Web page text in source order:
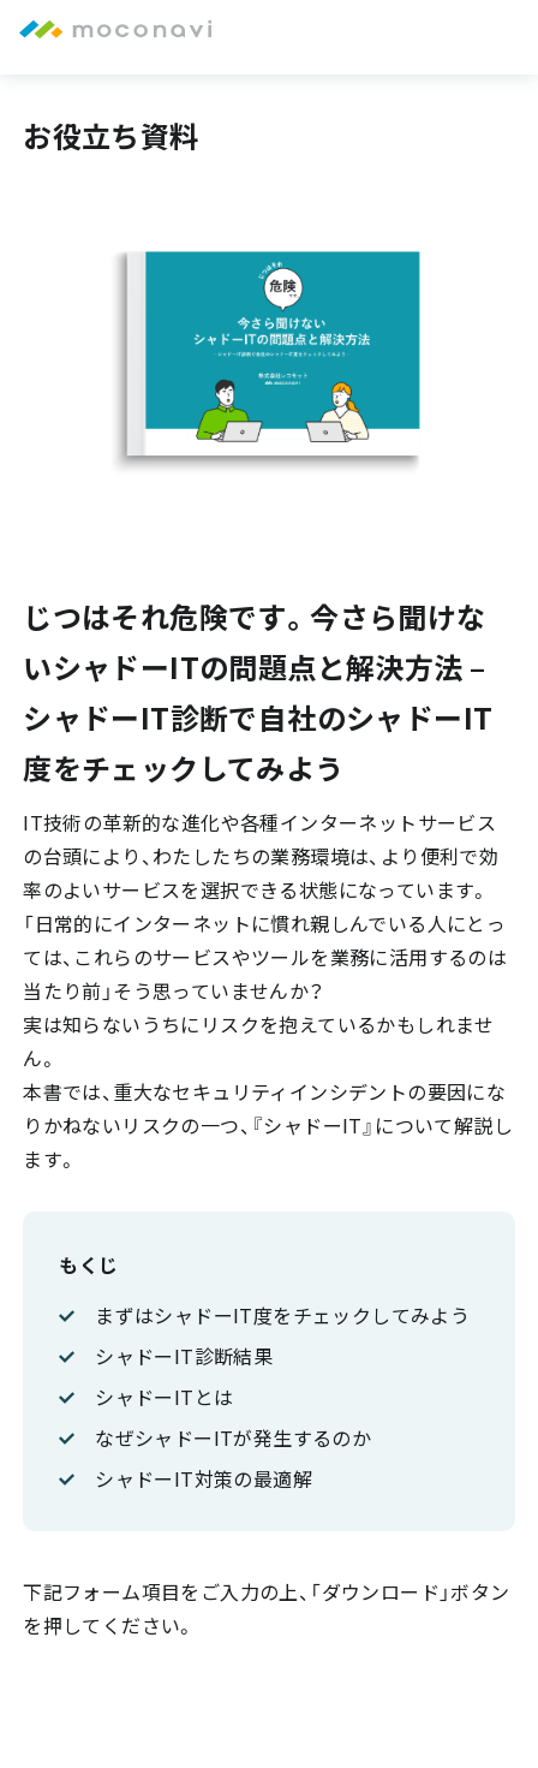
お役立ち資料
じつはそれ危険です。今さら聞けな
いシャドーITの問題点と解決方法 –
シャドーIT診断で自社のシャドーIT
度をチェックしてみよう
IT技術の革新的な進化や各種インターネットサービス
の台頭により、わたしたちの業務環境は、より便利で効
率のよいサービスを選択できる状態になっています。
「日常的にインターネットに慣れ親しんでいる人にとっ
ては、これらのサービスやツールを業務に活用するのは
当たり前」そう思っていませんか？
実は知らないうちにリスクを抱えているかもしれませ
ん。
本書では、重大なセキュリティインシデントの要因にな
りかねないリスクの一つ、『シャドーIT』について解説し
ます。
もくじ
まずはシャドーIT度をチェックしてみよう
シャドーIT診断結果
シャドーITとは
なぜシャドーITが発生するのか
シャドーIT対策の最適解
下記フォーム項目をご入力の上、「ダウンロード」ボタン
を押してください。